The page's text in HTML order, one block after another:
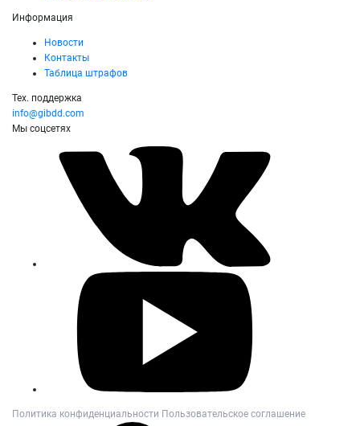
Информация
Новости
Контакты
Таблица штрафов
Тех. поддержка
info@gibdd.com
Мы соцсетях
Политика конфиденциальности Пользовательское соглашение